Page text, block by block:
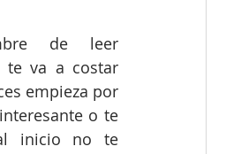
de leer
te va a costar
empieza por
o te
inicio no te